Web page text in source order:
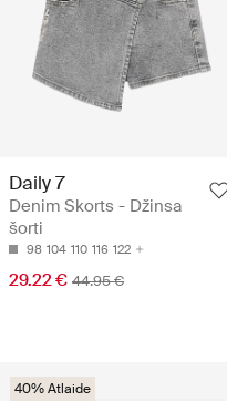
Daily 7
Denim Skorts - Džinsa
šorti
98 104 110 116 122
29.22 € 44.95 €
40% Atlaide